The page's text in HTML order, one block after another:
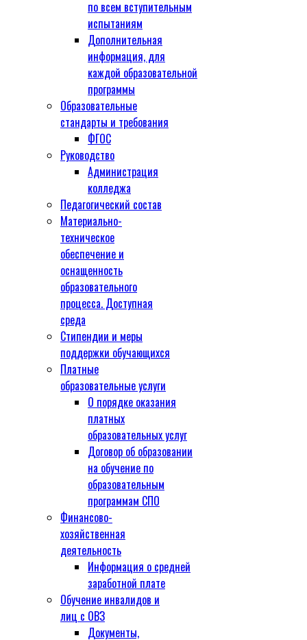
по всем вступительным
испытаниям
Дополнительная
информация, для
каждой образовательной
программы
Образовательные
стандарты и требования
ФГОС
Руководство
Администрация
колледжа
Педагогический состав
Материально-
техническое
обеспечение и
оснащенность
образовательного
процесса. Доступная
среда
Стипендии и меры
поддержки обучающихся
Платные
образовательные услуги
О порядке оказания
платных
образовательных услуг
Договор об образовании
на обучение по
образовательным
программам СПО
Финансово-
хозяйственная
деятельность
Информация о средней
заработной плате
Обучение инвалидов и
лиц с ОВЗ
Документы,